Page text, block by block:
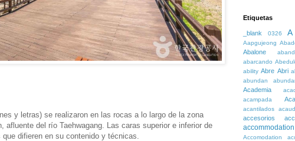
y letras) se realizaron en las rocas a lo largo de la zona
afluente del río Taehwagang. Las caras superior e inferior de
difieren en su contenido y técnicas.
Etiquetas
_blank 0326 A
Aapgujeong
Abalone
abarcando
ability Abre Abri
abundan
Academia
acampada
acantilados
accesorios
accommodation
Accomodation